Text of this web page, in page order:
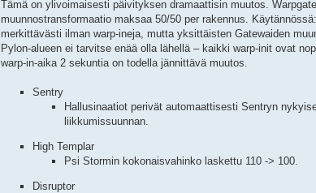
Tämä on ylivoimaisesti päivityksen dramaattisin muutos.
muunnostransformaatio maksaa 50/50 per rakennus.
merkittävästi ilman warp-ineja, mutta yksittäisten Gatewaiden
Pylon-alueen ei tarvitse enää olla lähellä – kaikki warp-init ovat
warp-in-aika 2 sekuntia on todella jännittävä muutos.
Sentry
Hallusinaatiot perivät automaattisesti Sentryn
liikkumissuunnan.
High Templar
Psi Stormin kokonaisvahinko laskettu 110 -> 100.
Disruptor